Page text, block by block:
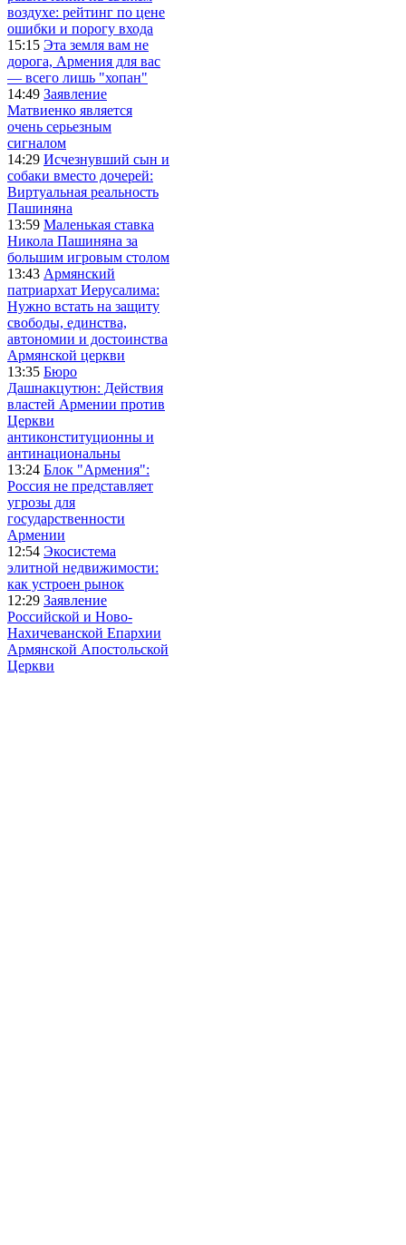
воздухе: рейтинг по цене
ошибки и порогу входа
15:15 Эта земля вам не
дорога, Армения для вас
— всего лишь "хопан"
14:49 Заявление
Матвиенко является
очень серьезным
сигналом
14:29 Исчезнувший сын и
собаки вместо дочерей:
Виртуальная реальность
Пашиняна
13:59 Маленькая ставка
Никола Пашиняна за
большим игровым столом
13:43 Армянский
патриархат Иерусалима:
Нужно встать на защиту
свободы, единства,
автономии и достоинства
Армянской церкви
13:35 Бюро
Дашнакцутюн: Действия
властей Армении против
Церкви
антиконституционны и
антинациональны
13:24 Блок "Армения":
Россия не представляет
угрозы для
государственности
Армении
12:54 Экосистема
элитной недвижимости:
как устроен рынок
12:29 Заявление
Российской и Ново-
Нахичеванской Епархии
Армянской Апостольской
Церкви